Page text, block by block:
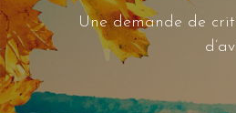
Une demande de